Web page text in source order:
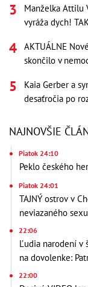
Manželka Attilu
vyráža dych!
AKTUÁLNE
skončilo v
Kaia Gerber a
desaťročia po
NAJNOVŠIE
Piatok 24:10
Peklo českého
Piatok 24:01
TAJNÝ ostrov v
neviazaného
22:06
Ľudia narodení v
na dovolenke:
22:00